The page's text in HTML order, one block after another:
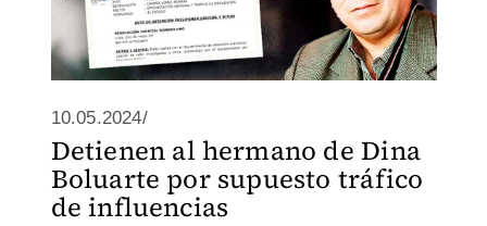
10.05.2024/
Detienen al hermano de Dina
Boluarte por supuesto tráfico
de influencias